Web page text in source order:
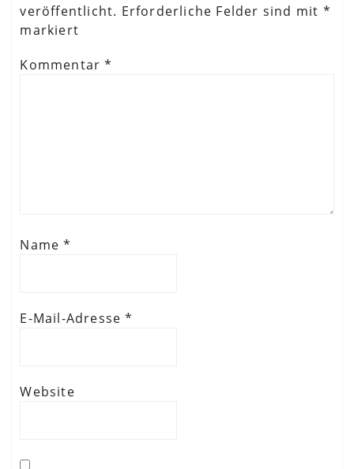
veröffentlicht. Erforderliche Felder sind mit *
markiert
Kommentar*
Name*
E-Mail-Adresse*
Website